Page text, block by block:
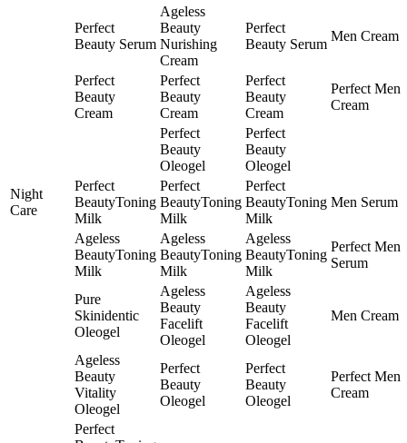
Perfect
Beauty Serum
Ageless
Beauty
Nurishing
Cream
Perfect
Beauty Serum
Men Cream
Perfect
Beauty
Cream
Perfect
Beauty
Cream
Perfect
Beauty
Cream
Perfect Men
Cream
Perfect
Beauty
Oleogel
Perfect
Beauty
Oleogel
Night
Care
Perfect
BeautyToning
Milk
Perfect
BeautyToning
Milk
Perfect
BeautyToning
Milk
Men Serum
Ageless
BeautyToning
Milk
Ageless
BeautyToning
Milk
Ageless
BeautyToning
Milk
Perfect Men
Serum
Pure
Skinidentic
Oleogel
Ageless
Beauty
Facelift
Oleogel
Ageless
Beauty
Facelift
Oleogel
Men Cream
Ageless
Beauty
Vitality
Oleogel
Perfect
Beauty
Oleogel
Perfect
Beauty
Oleogel
Perfect Men
Cream
Perfect